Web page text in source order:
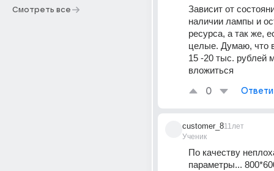
Смотреть все
Зависит от
наличии лампы и
ресурса, а так же,
целые. Думаю, что
15 -20 тыс. рублей
вложиться
0
customer_8
Ученик
11лет
По качеству
параметры...